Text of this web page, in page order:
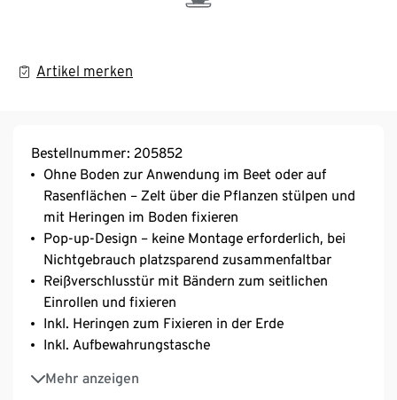
Artikel merken
Bestellnummer: 205852
Ohne Boden zur Anwendung im Beet oder auf
Rasenflächen – Zelt über die Pflanzen stülpen und
mit Heringen im Boden fixieren
Pop-up-Design – keine Montage erforderlich, bei
Nichtgebrauch platzsparend zusammenfaltbar
Reißverschlusstür mit Bändern zum seitlichen
Einrollen und fixieren
Inkl. Heringen zum Fixieren in der Erde
Inkl. Aufbewahrungstasche
Mehr anzeigen
UV- und witterungsbeständig sowie wasserdicht
Auch als Gewächshaus nutzbar